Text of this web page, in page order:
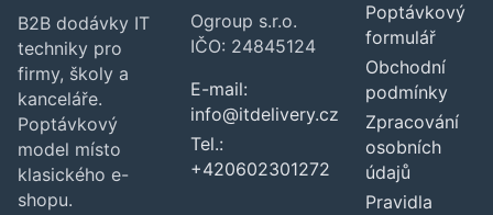
B2B dodávky IT
techniky pro
firmy, školy a
kanceláře.
Poptávkový
model místo
klasického e-
shopu.
Ogroup s.r.o.
IČO: 24845124
E-mail:
info@itdelivery.cz
Tel.:
+420602301272
Poptávkový
formulář
Obchodní
podmínky
Zpracování
osobních
údajů
Pravidla